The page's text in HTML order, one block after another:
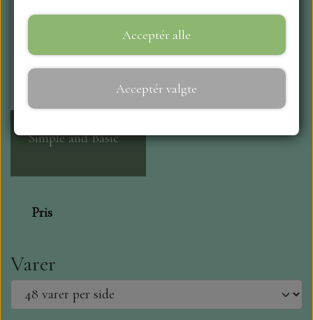
WEBSHOP
REPRINT
SCRAPBOYS
Simple and Basic
Pris
Varer
Acceptér alle
Acceptér valgte